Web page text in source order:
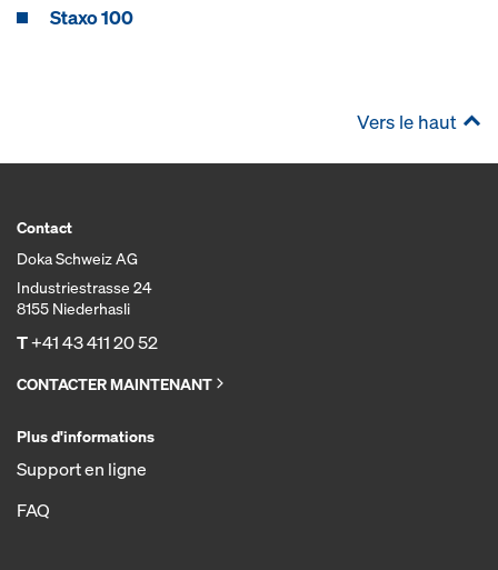
Staxo 100
Vers le haut
Contact
Doka Schweiz AG
Industriestrasse 24
8155 Niederhasli
T+41 43 411 20 52
CONTACTER MAINTENANT
Plus d'informations
Support en ligne
FAQ